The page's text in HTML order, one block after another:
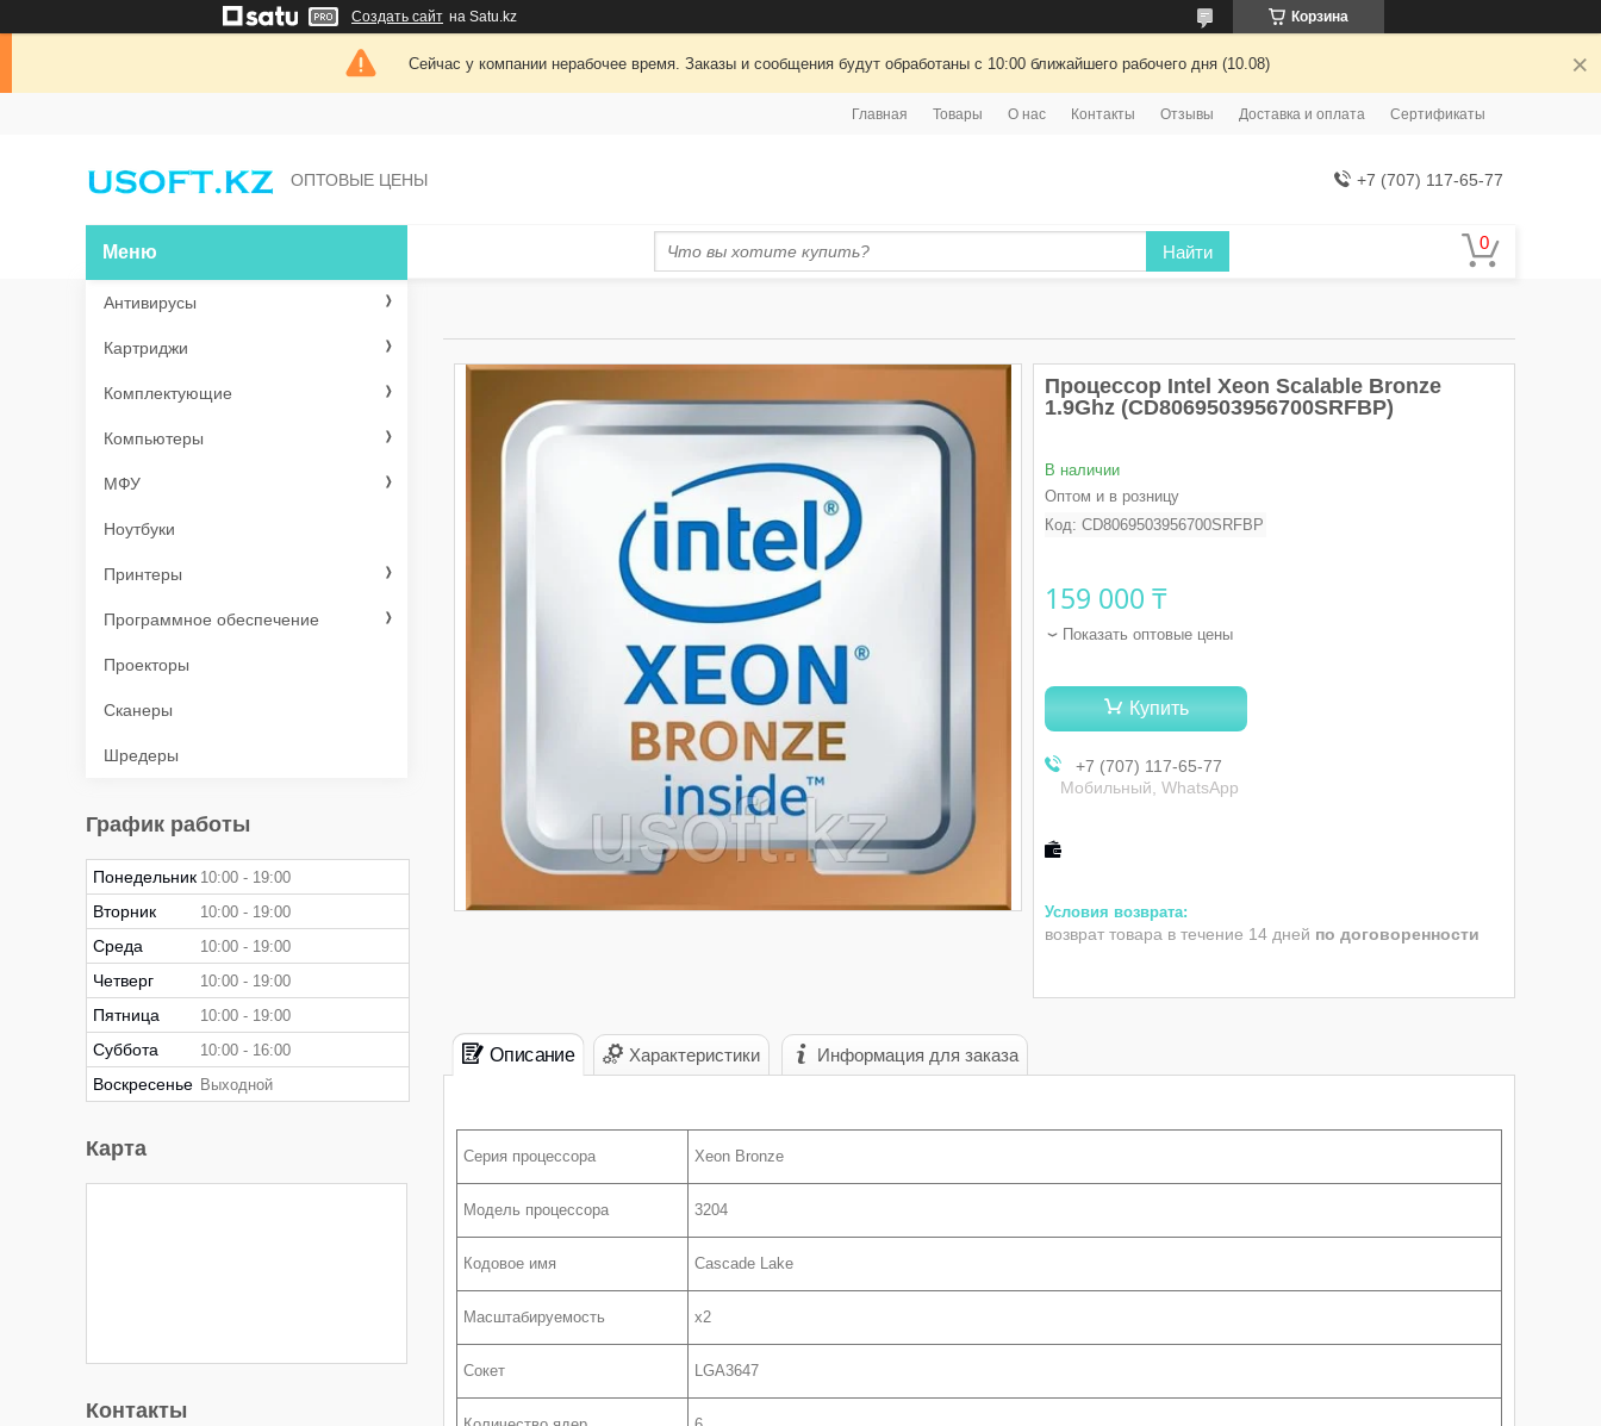
Создать сайт на Satu.kz Корзина
Сейчас у компании нерабочее время. Заказы и сообщения будут обработаны с 10:00 ближайшего рабочего дня (10.08)
Главная Товары О нас Контакты Отзывы Доставка и оплата Сертификаты
ОПТОВЫЕ ЦЕНЫ +7 (707) 117-65-77
Найти
Процессор Intel Xeon Scalable Bronze
1.9Ghz (CD8069503956700SRFBP)
В наличии
Оптом и в розницу
Код: CD8069503956700SRFBP
159 000 ₸
Показать оптовые цены
Купить
+7 (707) 117-65-77
Мобильный, WhatsApp
возврат товара в течение 14 дней по договоренности
Описание Характеристики Информация для заказа
Серия процессора Xeon Bronze
Модель процессора 3204
Кодовое имя Cascade Lake
Масштабируемость x2
Сокет LGA3647
Антивирусы
Картриджи
Комплектующие
Компьютеры
МФУ
Ноутбуки
Принтеры
Программное обеспечение
Проекторы
Сканеры
Шредеры
График работы
Понедельник 10:00 19:00
Вторник 10:00 19:00
Среда 10:00 19:00
Четверг 10:00 19:00
Пятница 10:00 19:00
Суббота 10:00 16:00
Воскресенье Выходной
Карта
Контакты